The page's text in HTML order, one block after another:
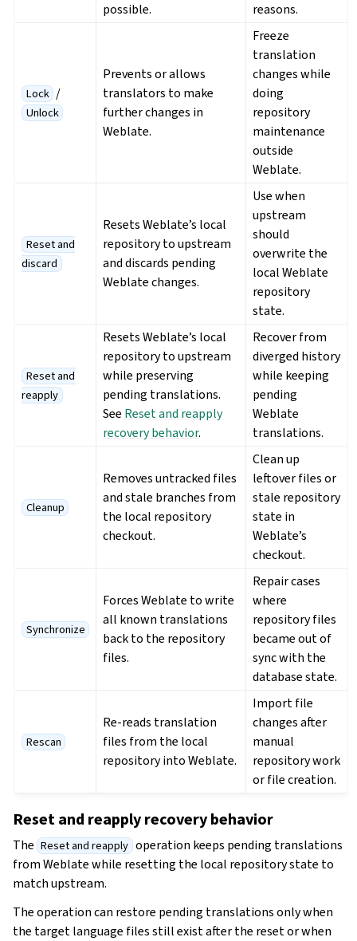
possible.
reasons.
Lock /
Unlock
Prevents or allows
translators to make
further changes in
Weblate.
Freeze
translation
changes while
doing
repository
maintenance
outside
Weblate.
Reset and
discard
Resets Weblate’s local
repository to upstream
and discards pending
Weblate changes.
Use when
upstream
should
overwrite the
local Weblate
repository
state.
Reset and
reapply
Resets Weblate’s local
repository to upstream
while preserving
pending translations.
See Reset and reapply
recovery behavior.
Recover from
diverged history
while keeping
pending
Weblate
translations.
Cleanup
Removes untracked files
and stale branches from
the local repository
checkout.
Clean up
leftover files or
stale repository
state in
Weblate’s
checkout.
Synchronize
Forces Weblate to write
all known translations
back to the repository
files.
Repair cases
where
repository files
became out of
sync with the
database state.
Rescan
Re-reads translation
files from the local
repository into Weblate.
Import file
changes after
manual
repository work
or file creation.
Reset and reapply recovery behavior
The Reset and reapply operation keeps pending translations
from Weblate while resetting the local repository state to
match upstream.
The operation can restore pending translations only when
the target language files still exist after the reset or when